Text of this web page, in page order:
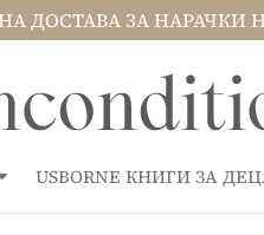
ДОСТАВА ЗА НАРАЧКИ
USBORNE КНИГИ ЗА